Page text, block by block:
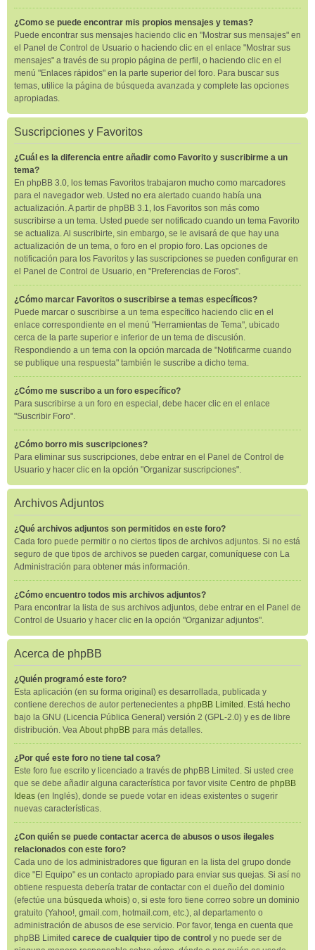
¿Como se puede encontrar mis propios mensajes y temas?
Puede encontrar sus mensajes haciendo clic en "Mostrar sus mensajes" en
el Panel de Control de Usuario o haciendo clic en el enlace "Mostrar sus
mensajes" a través de su propio página de perfil, o haciendo clic en el
menú "Enlaces rápidos" en la parte superior del foro. Para buscar sus
temas, utilice la página de búsqueda avanzada y complete las opciones
apropiadas.
Suscripciones y Favoritos
¿Cuál es la diferencia entre añadir como Favorito y suscribirme a un
tema?
En phpBB 3.0, los temas Favoritos trabajaron mucho como marcadores
para el navegador web. Usted no era alertado cuando había una
actualización. A partir de phpBB 3.1, los Favoritos son más como
suscribirse a un tema. Usted puede ser notificado cuando un tema Favorito
se actualiza. Al suscribirte, sin embargo, se le avisará de que hay una
actualización de un tema, o foro en el propio foro. Las opciones de
notificación para los Favoritos y las suscripciones se pueden configurar en
el Panel de Control de Usuario, en "Preferencias de Foros".
¿Cómo marcar Favoritos o suscribirse a temas específicos?
Puede marcar o suscribirse a un tema específico haciendo clic en el
enlace correspondiente en el menú "Herramientas de Tema", ubicado
cerca de la parte superior e inferior de un tema de discusión.
Respondiendo a un tema con la opción marcada de "Notificarme cuando
se publique una respuesta" también le suscribe a dicho tema.
¿Cómo me suscribo a un foro específico?
Para suscribirse a un foro en especial, debe hacer clic en el enlace
"Suscribir Foro".
¿Cómo borro mis suscripciones?
Para eliminar sus suscripciones, debe entrar en el Panel de Control de
Usuario y hacer clic en la opción "Organizar suscripciones".
Archivos Adjuntos
¿Qué archivos adjuntos son permitidos en este foro?
Cada foro puede permitir o no ciertos tipos de archivos adjuntos. Si no está
seguro de que tipos de archivos se pueden cargar, comuníquese con La
Administración para obtener más información.
¿Cómo encuentro todos mis archivos adjuntos?
Para encontrar la lista de sus archivos adjuntos, debe entrar en el Panel de
Control de Usuario y hacer clic en la opción "Organizar adjuntos".
Acerca de phpBB
¿Quién programó este foro?
Esta aplicación (en su forma original) es desarrollada, publicada y
contiene derechos de autor pertenecientes a phpBB Limited . Está hecho
bajo la GNU (Licencia Pública General) versión 2 (GPL-2.0) y es de libre
distribución. Vea About phpBB para más detalles.
¿Por qué este foro no tiene tal cosa?
Este foro fue escrito y licenciado a través de phpBB Limited. Si usted cree
que se debe añadir alguna característica por favor visite Centro de phpBB
Ideas (en Inglés), donde se puede votar en ideas existentes o sugerir
nuevas características.
¿Con quién se puede contactar acerca de abusos o usos ilegales
relacionados con este foro?
Cada uno de los administradores que figuran en la lista del grupo donde
dice "El Equipo" es un contacto apropiado para enviar sus quejas. Si así no
obtiene respuesta debería tratar de contactar con el dueño del dominio
(efectúe una búsqueda whois) o, si este foro tiene correo sobre un dominio
gratuito (Yahoo!, gmail.com, hotmail.com, etc.), al departamento o
administración de abusos de ese servicio. Por favor, tenga en cuenta que
phpBB Limited carece de cualquier tipo de control y no puede ser de